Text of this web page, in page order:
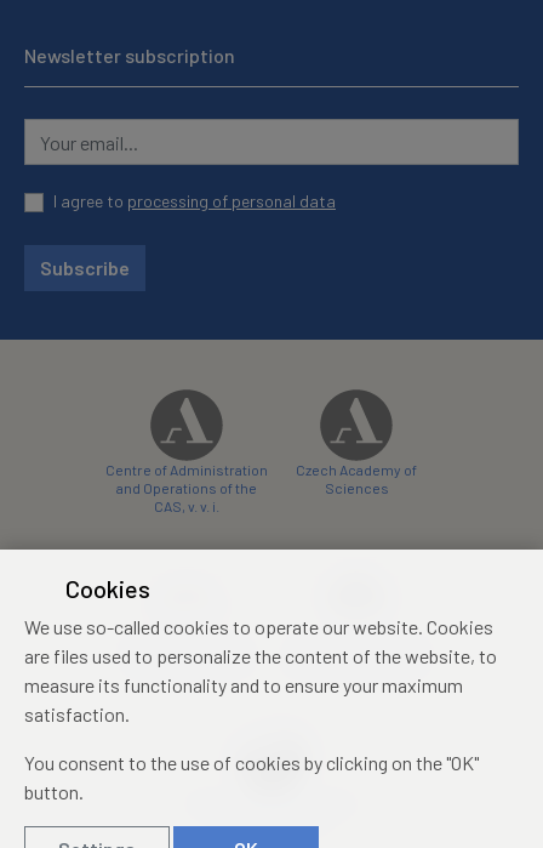
Newsletter subscription
I agree to processing of personal data
Subscribe
Centre of Administration
and Operations of the
CAS, v. v. i.
Czech Academy of
Sciences
conference centre
konferenční centrum
Cookies
We use so-called cookies to operate our website. Cookies
are files used to personalize the content of the website, to
measure its functionality and to ensure your maximum
satisfaction.
You consent to the use of cookies by clicking on the "OK"
button.